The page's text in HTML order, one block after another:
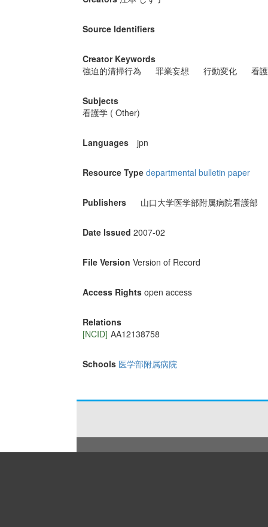
Source Identifiers
Creator Keywords
強迫的清掃行為
罪業妄想 行動変化 看
Subjects
看護学 ( Other)
Languages jpn
Resource Type departmental bulletin paper
Publishers 山口大学医学部附属病院看護部
Date Issued 2007-02
File Version Version of Record
Access Rights open access
Relations
[NCID] AA12138758
Schools 医学部附属病院